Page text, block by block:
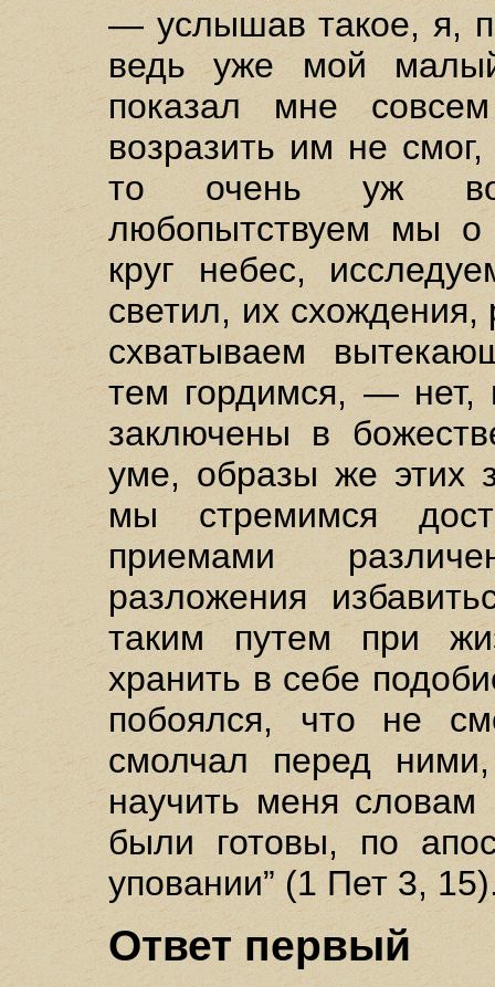
— услышав такое, я,
ведь уже мой
показал мне
возразить им не
то очень уж
любопытствуем мы о
круг небес,
светил, их
схватываем
тем гордимся, — нет,
заключены в
уме, образы же этих
мы стремимся
приемами
разложения
таким путем при
хранить в себе
побоялся, что не
смолчал перед
научить меня
были готовы, по
уповании” (1 Пет 3,
Ответ первый